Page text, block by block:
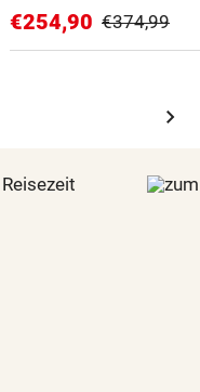
€254,90 €374,99
chevron_right